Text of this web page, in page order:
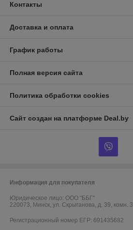
Контакты
Доставка и оплата
График работы
Полная версия сайта
Политика обработки cookies
Сайт создан на платформе Deal.by
Информация для покупателя
Юридическое лицо: ООО "ББГ"
220073, Минск, ул. Скрыганова, д. 39, комн. 3
Регистрационный номер ЕГР: 691435682